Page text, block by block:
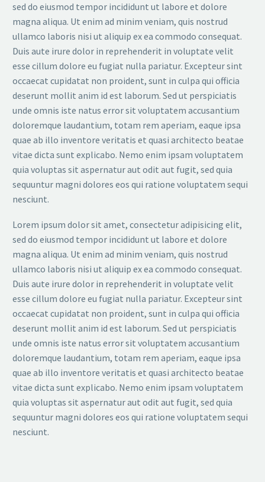
sed do eiusmod tempor incididunt ut labore et dolore
magna aliqua. Ut enim ad minim veniam, quis nostrud
ullamco laboris nisi ut aliquip ex ea commodo consequat.
Duis aute irure dolor in reprehenderit in voluptate velit
esse cillum dolore eu fugiat nulla pariatur. Excepteur sint
occaecat cupidatat non proident, sunt in culpa qui officia
deserunt mollit anim id est laborum. Sed ut perspiciatis
unde omnis iste natus error sit voluptatem accusantium
doloremque laudantium, totam rem aperiam, eaque ipsa
quae ab illo inventore veritatis et quasi architecto beatae
vitae dicta sunt explicabo. Nemo enim ipsam voluptatem
quia voluptas sit aspernatur aut odit aut fugit, sed quia
sequuntur magni dolores eos qui ratione voluptatem sequi
nesciunt.
Lorem ipsum dolor sit amet, consectetur adipisicing elit,
sed do eiusmod tempor incididunt ut labore et dolore
magna aliqua. Ut enim ad minim veniam, quis nostrud
ullamco laboris nisi ut aliquip ex ea commodo consequat.
Duis aute irure dolor in reprehenderit in voluptate velit
esse cillum dolore eu fugiat nulla pariatur. Excepteur sint
occaecat cupidatat non proident, sunt in culpa qui officia
deserunt mollit anim id est laborum. Sed ut perspiciatis
unde omnis iste natus error sit voluptatem accusantium
doloremque laudantium, totam rem aperiam, eaque ipsa
quae ab illo inventore veritatis et quasi architecto beatae
vitae dicta sunt explicabo. Nemo enim ipsam voluptatem
quia voluptas sit aspernatur aut odit aut fugit, sed quia
sequuntur magni dolores eos qui ratione voluptatem sequi
nesciunt.